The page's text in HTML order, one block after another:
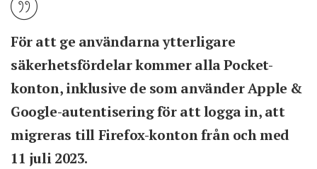
För att ge användarna ytterligare
säkerhetsfördelar kommer alla Pocket-
konton, inklusive de som använder Apple &
Google-autentisering för att logga in, att
migreras till Firefox-konton från och med
11 juli 2023.